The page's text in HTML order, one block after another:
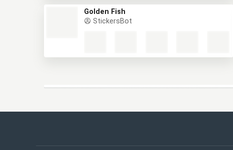
Golden Fish
StickersBot